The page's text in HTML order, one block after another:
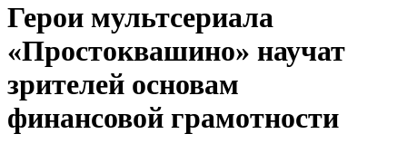
Герои мультсериала
«Простоквашино» научат
зрителей основам
финансовой грамотности